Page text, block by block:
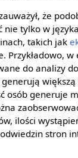
że
nie tylko w
takich jak
Przykładowo,
do analizy
większą
osób generuje
ilości
stron